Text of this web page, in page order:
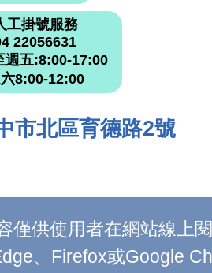
工掛號服務
22056631
週五:8:00-17:00
8:00-12:00
市北區育德路2號
供使用者在網站線上
、Firefox或Google